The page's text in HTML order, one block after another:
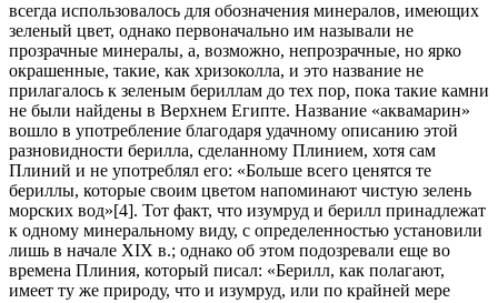
всегда использовалось для обозначения минералов, имеющих
зеленый цвет, однако первоначально им называли не
прозрачные минералы, а, возможно, непрозрачные, но ярко
окрашенные, такие, как хризоколла, и это название не
прилагалось к зеленым бериллам до тех пор, пока такие камни
не были найдены в Верхнем Египте. Название «аквамарин»
вошло в употребление благодаря удачному описанию этой
разновидности берилла, сделанному Плинием, хотя сам
Плиний и не употреблял его: «Больше всего ценятся те
бериллы, которые своим цветом напоминают чистую зелень
морских вод»[4]. Тот факт, что изумруд и берилл принадлежат
к одному минеральному виду, с определенностью установили
лишь в начале XIX в.; однако об этом подозревали еще во
времена Плиния, который писал: «Берилл, как полагают,
имеет ту же природу, что и изумруд, или по крайней мере